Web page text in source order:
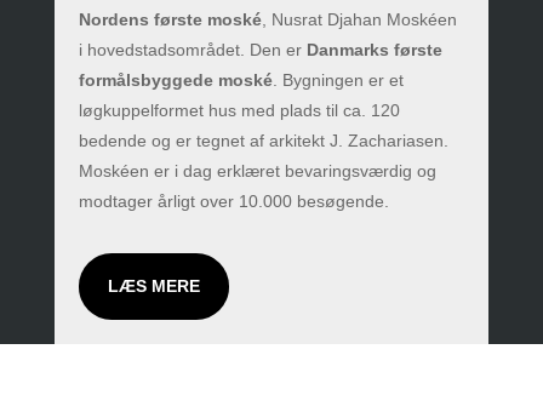
Nordens første moské, Nusrat Djahan Moskéen
i hovedstadsområdet. Den er Danmarks første
formålsbyggede moské. Bygningen er et
løgkuppelformet hus med plads til ca. 120
bedende og er tegnet af arkitekt J. Zachariasen.
Moskéen er i dag erklæret bevaringsværdig og
modtager årligt over 10.000 besøgende.
LÆS MERE